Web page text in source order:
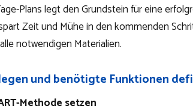
Plans legt den Grundstein für eine
Zeit und Mühe in den kommenden
notwendigen Materialien.
und benötigte Funktionen
Methode setzen